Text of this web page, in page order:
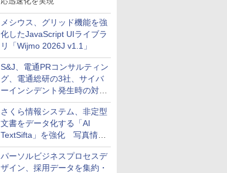
メシウス、グリッド機能を強
化したJavaScript UIライブラ
リ「Wijmo 2026J v1.1」
S&J、電通PRコンサルティン
グ、電通総研の3社、サイバ
ーインシデント発生時の対応
と危機管理広報を一体的に訓
練するプログラムを提供
さくら情報システム、非定型
文書をデータ化する「AI
TextSifta」を強化 写真情報
のデータ化などに対応
パーソルビジネスプロセスデ
ザイン、採用データを集約・